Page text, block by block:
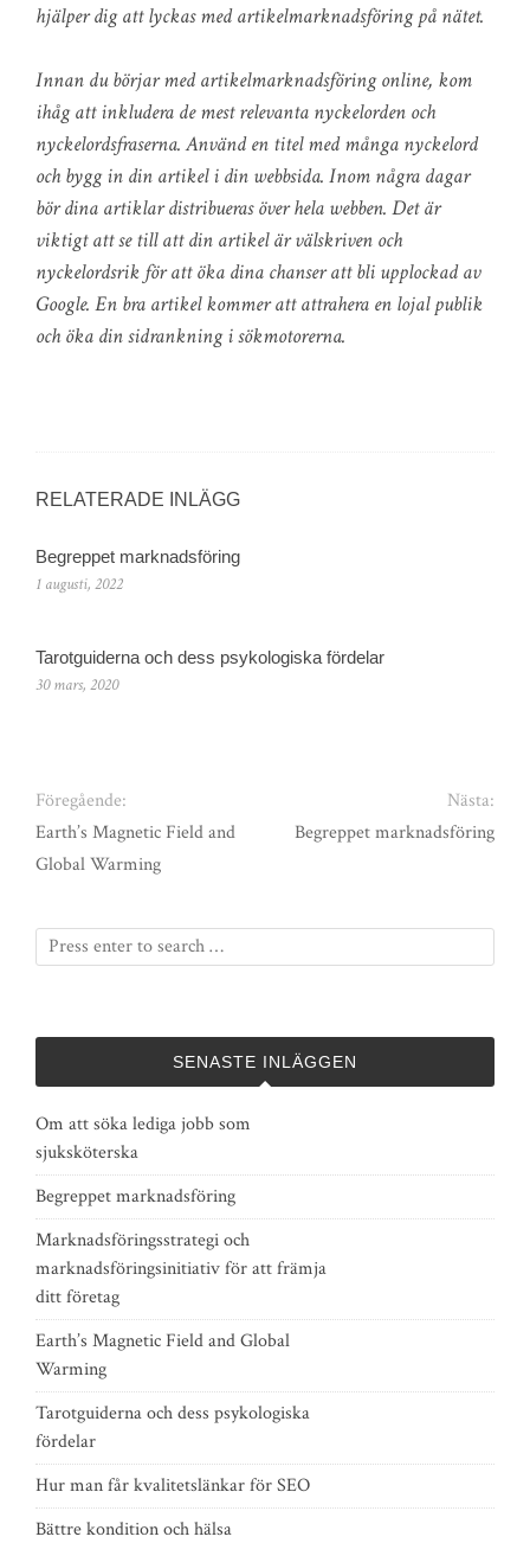
hjälper dig att lyckas med artikelmarknadsföring på nätet.
Innan du börjar med artikelmarknadsföring online, kom
ihåg att inkludera de mest relevanta nyckelorden och
nyckelordsfraserna. Använd en titel med många nyckelord
och bygg in din artikel i din webbsida. Inom några dagar
bör dina artiklar distribueras över hela webben. Det är
viktigt att se till att din artikel är välskriven och
nyckelordsrik för att öka dina chanser att bli upplockad av
Google. En bra artikel kommer att attrahera en lojal publik
och öka din sidrankning i sökmotorerna.
RELATERADE INLÄGG
Begreppet marknadsföring
1 augusti, 2022
Tarotguiderna och dess psykologiska fördelar
30 mars, 2020
Föregående:
Earth’s Magnetic Field and
Global Warming
Nästa:
Begreppet marknadsföring
SENASTE INLÄGGEN
Om att söka lediga jobb som
sjuksköterska
Begreppet marknadsföring
Marknadsföringsstrategi och
marknadsföringsinitiativ för att främja
ditt företag
Earth’s Magnetic Field and Global
Warming
Tarotguiderna och dess psykologiska
fördelar
Hur man får kvalitetslänkar för SEO
Bättre kondition och hälsa